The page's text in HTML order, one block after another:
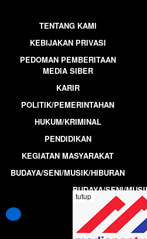
TENTANG KAMI
KEBIJAKAN PRIVASI
PEDOMAN PEMBERITAAN
MEDIA SIBER
KARIR
POLITIK/PEMERINTAHAN
HUKUM/KRIMINAL
PENDIDIKAN
KEGIATAN MASYARAKAT
BUDAYA/SENI/MUSIK/HIBURAN
BUDAYA/SENI/
tutup